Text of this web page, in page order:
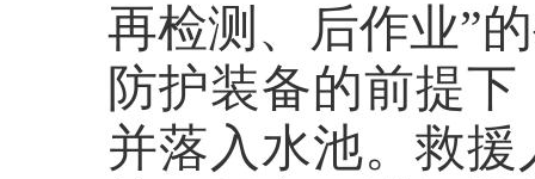
再检测、后作业”
防护装备的前提
并落入水池。救